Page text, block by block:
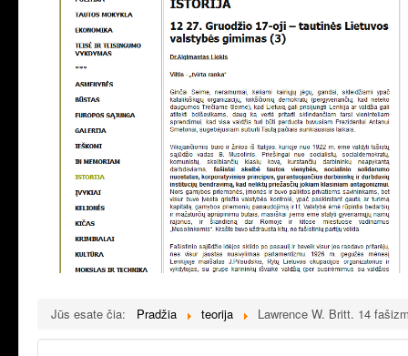
Jūs esate čia: Pradžia teorija Lawrence W. Britt. 14